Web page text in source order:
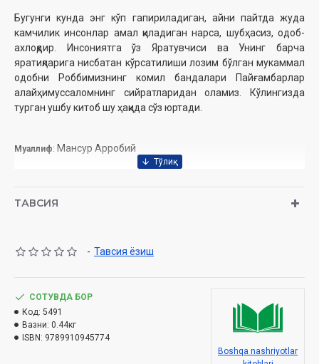
Бугунги кунда энг кўп гапириладиган, айни пайтда жуда
камчилик инсонлар амал қиладиган нарса, шубҳасиз, одоб-
ахлоқдир. Инсониятга ўз Яратувчиси ва Унинг барча
яратиқларига нисбатан кўрсатилиши лозим бўлган мукаммал
одобни Роббимизнинг комил бандалари Пайғамбарлар
алайҳимуссаломнинг сийратларидан оламиз. Кўлингизда
турган ушбу китоб шу ҳақида сўз юртади.
Муаллиф: Мансур Арробий
Сана: 2025 йил
Ўлчами : 70×90 1/16
Ўзбекистон Республикаси Дин ишлари бўйича қўмитанинг
2024 йил 04 декабрдаги № 03-07/7121-сонли хулосаси
ТАВСИЯ
- Тавсия ёзиш
СОТУВДА БОР
Код: 5491
Вазни: 0.44кг
ISBN: 9789910945774
Boshqa nashriyotlar